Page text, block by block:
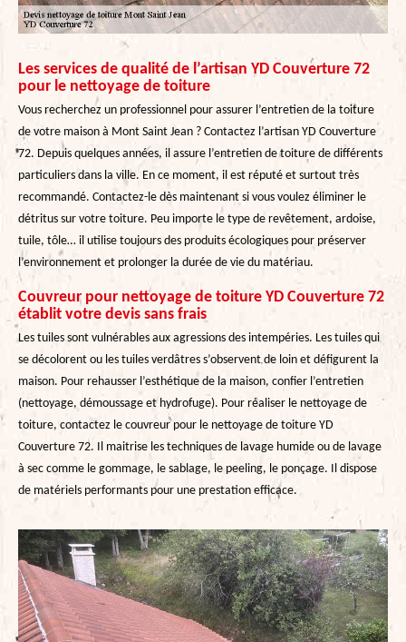
Les services de qualité de l’artisan YD Couverture 72
pour le nettoyage de toiture
Vous recherchez un professionnel pour assurer l’entretien de la toiture
de votre maison à Mont Saint Jean ? Contactez l’artisan YD Couverture
72. Depuis quelques années, il assure l’entretien de toiture de différents
particuliers dans la ville. En ce moment, il est réputé et surtout très
recommandé. Contactez-le dès maintenant si vous voulez éliminer le
détritus sur votre toiture. Peu importe le type de revêtement, ardoise,
tuile, tôle… il utilise toujours des produits écologiques pour préserver
l’environnement et prolonger la durée de vie du matériau.
Couvreur pour nettoyage de toiture YD Couverture 72
établit votre devis sans frais
Les tuiles sont vulnérables aux agressions des intempéries. Les tuiles qui
se décolorent ou les tuiles verdâtres s’observent de loin et défigurent la
maison. Pour rehausser l’esthétique de la maison, confier l’entretien
(nettoyage, démoussage et hydrofuge). Pour réaliser le nettoyage de
toiture, contactez le couvreur pour le nettoyage de toiture YD
Couverture 72. Il maitrise les techniques de lavage humide ou de lavage
à sec comme le gommage, le sablage, le peeling, le ponçage. Il dispose
de matériels performants pour une prestation efficace.